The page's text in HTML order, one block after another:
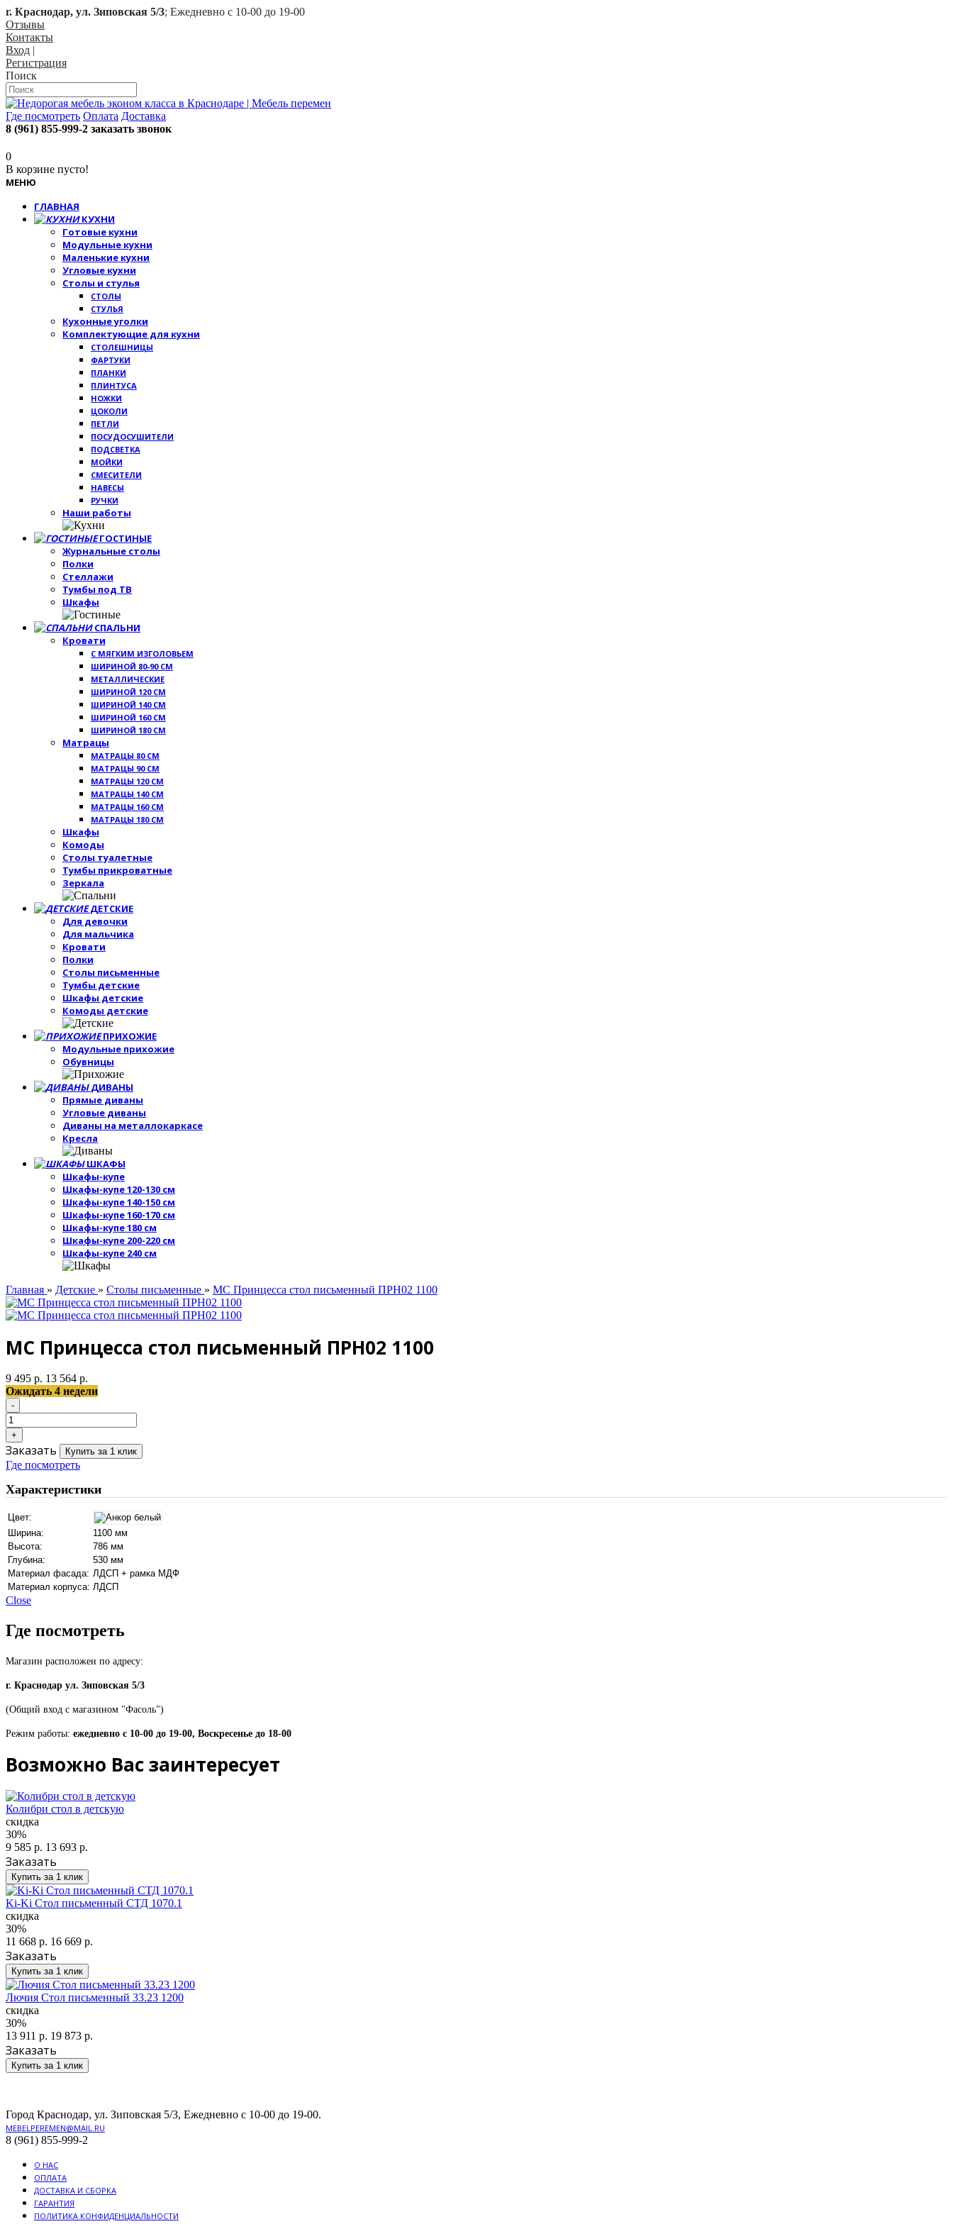
г. Краснодар, ул. Зиповская 5/3; Ежедневно с 10-00 до 19-00
Отзывы
Контакты
Вход |
Регистрация
Поиск
Где посмотреть Оплата Доставка
8 (961) 855-999-2 заказать звонок
0
В корзине пусто!
МЕНЮ
ГЛАВНАЯ
КУХНИ
Готовые кухни
Модульные кухни
Маленькие кухни
Угловые кухни
Столы и стулья
СТОЛЫ
СТУЛЬЯ
Кухонные уголки
Комплектующие для кухни
СТОЛЕШНИЦЫ
ФАРТУКИ
ПЛАНКИ
ПЛИНТУСА
НОЖКИ
ЦОКОЛИ
ПЕТЛИ
ПОСУДОСУШИТЕЛИ
ПОДСВЕТКА
МОЙКИ
СМЕСИТЕЛИ
НАВЕСЫ
РУЧКИ
Наши работы
ГОСТИНЫЕ
Журнальные столы
Полки
Стеллажи
Тумбы под ТВ
Шкафы
СПАЛЬНИ
Кровати
С МЯГКИМ ИЗГОЛОВЬЕМ
ШИРИНОЙ 80-90 СМ
МЕТАЛЛИЧЕСКИЕ
ШИРИНОЙ 120 СМ
ШИРИНОЙ 140 СМ
ШИРИНОЙ 160 СМ
ШИРИНОЙ 180 СМ
Матрацы
МАТРАЦЫ 80 СМ
МАТРАЦЫ 90 СМ
МАТРАЦЫ 120 СМ
МАТРАЦЫ 140 СМ
МАТРАЦЫ 160 СМ
МАТРАЦЫ 180 СМ
Шкафы
Комоды
Столы туалетные
Тумбы прикроватные
Зеркала
ДЕТСКИЕ
Для девочки
Для мальчика
Кровати
Полки
Столы письменные
Тумбы детские
Шкафы детские
Комоды детские
ПРИХОЖИЕ
Модульные прихожие
Обувницы
ДИВАНЫ
Прямые диваны
Угловые диваны
Диваны на металлокаркасе
Кресла
ШКАФЫ
Шкафы-купе
Шкафы-купе 120-130 см
Шкафы-купе 140-150 см
Шкафы-купе 160-170 см
Шкафы-купе 180 см
Шкафы-купе 200-220 см
Шкафы-купе 240 см
Главная » Детские » Столы письменные » МС Принцесса стол письменный ПРН02 1100
МС Принцесса стол письменный ПРН02 1100
9 495 р. 13 564 р.
Ожидать 4 недели
Заказать Купить за 1 клик
Где посмотреть
Характеристики
Цвет:
Ширина:
1100 мм
Высота:
786 мм
Глубина:
530 мм
Материал фасада: ЛДСП + рамка МДФ
Материал корпуса: ЛДСП
Close
Где посмотреть
Магазин расположен по адресу:
г. Краснодар ул. Зиповская 5/3
(Общий вход с магазином "Фасоль")
Режим работы: ежедневно с 10-00 до 19-00, Воскресенье до 18-00
Возможно Вас заинтересует
Колибри стол в детскую
скидка
30%
9 585 р. 13 693 р.
Заказать
Купить за 1 клик
Ki-Ki Стол письменный СТД 1070.1
скидка
30%
11 668 р. 16 669 р.
Заказать
Купить за 1 клик
Лючия Стол письменный 33.23 1200
скидка
30%
13 911 р. 19 873 р.
Заказать
Купить за 1 клик
Город Краснодар, ул. Зиповская 5/3, Ежедневно с 10-00 до 19-00.
MEBELPEREMEN@MAIL.RU
8 (961) 855-999-2
О НАС
ОПЛАТА
ДОСТАВКА И СБОРКА
ГАРАНТИЯ
ПОЛИТИКА КОНФИДЕНЦИАЛЬНОСТИ